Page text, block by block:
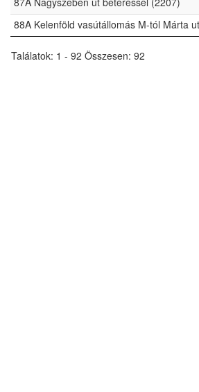
88A Kelenföld vasútállomás M-tól Márta
Találatok: 1 - 92 Összesen: 92